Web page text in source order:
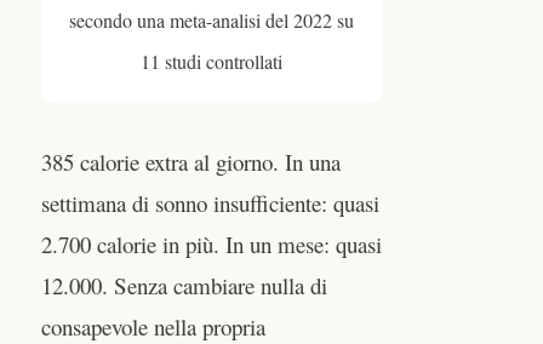
secondo una meta-analisi del 2022 su
11 studi controllati
385 calorie extra al giorno. In una
settimana di sonno insufficiente: quasi
2.700 calorie in più. In un mese: quasi
12.000. Senza cambiare nulla di
consapevole nella propria